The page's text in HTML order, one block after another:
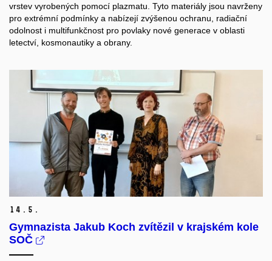
vrstev vyrobených pomocí plazmatu. Tyto materiály jsou navrženy
pro extrémní podmínky a nabízejí zvýšenou ochranu, radiační
odolnost i multifunkčnost pro povlaky nové generace v oblasti
letectví, kosmonautiky a obrany.
14. 5.
Gymnazista Jakub Koch zvítězil v krajském kole
SOČ